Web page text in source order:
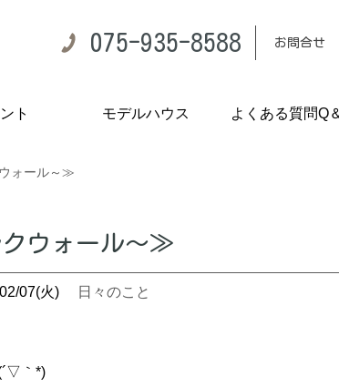
075-935-8588 お問合せ
ト モデルハウス よくある質問Q
ォール～≫
ウォール～≫
07(火) 日々のこと
｀*)